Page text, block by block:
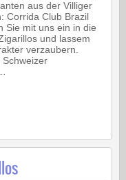
aus der Villiger
Corrida Club Brazil
Sie mit uns ein in die
und lassem
verzaubern.